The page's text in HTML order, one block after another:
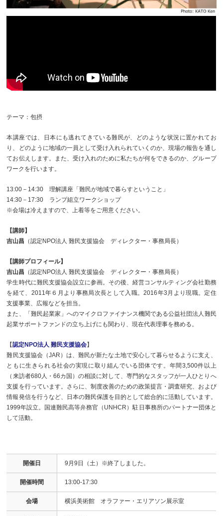
テーマ：包摂
本講座では、日本にも逃れてきている難民が、どのような状況に置かれてお
り、どのように地域の一員として受け入れられていくのか、現場の報告を通し
てお伝えします。また、受け入れのために私たちが何をできるのか、グループ
ワークを行います。
13:00－14:30 理解講座「難民が地域で暮らすということ」
14:30－17:30 ランプ組立ワークショップ
※会場は冷えますので、上着等をご用意ください。
【講師】
吉山昌 （認定NPO法人 難民支援協会 ディレクター・事務局長）
【講師プロフィール】
吉山昌 （認定NPO法人 難民支援協会 ディレクター・事務局長）
学生時代に難民支援協会設立に参画。その後、経営コンサルティング会社勤務
を経て、2011年６月より事務局次長として入職。2016年3月より現職。定住
支援事業、広報などを担当。
また、「難民起業家」へのマイクロファイナンス機関である公益社団法人難民
起業サポートファンドの立ち上げにも関わり、現在代表理事を務める。
【認定NPO法人 難民支援協会】
難民支援協会（JAR）は、難民が新たな土地で安心して暮らせるように支え、
ともに生きられる社会の実現に取り組んでいる団体です。年間3,500件以上
（来訪者680人・66カ国）の相談に対して、専門的なスタッフが一人ひとりへ
支援を行っています。さらに、制度改善のための政策提言・調査研究、および
情報発信を行うなど、日本の難民保護を目的として総合的に活動しています。
1999年設立。国連難民高等弁務官（UNHCR）駐日事務所のパートナー団体と
して活動。
開催日 9月9日（土）※終了しました。
開催時間 13:00-17:30
会場 横浜美術館 オラファー・エリアソン展示室